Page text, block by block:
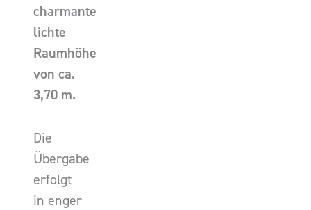
charmante
lichte
Raumhöhe
von ca.
3,70 m.
Die
Übergabe
erfolgt
in enger